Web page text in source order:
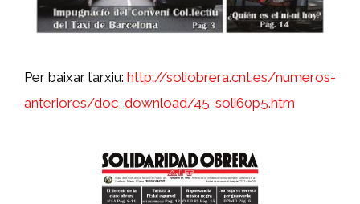
Per baixar l’arxiu: http://soliobrera.cnt.es/numeros-
anteriores/doc_download/45-soli60p5.htm